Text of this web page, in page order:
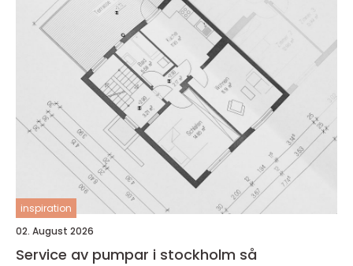
inspiration
02. August 2026
Service av pumpar i stockholm så